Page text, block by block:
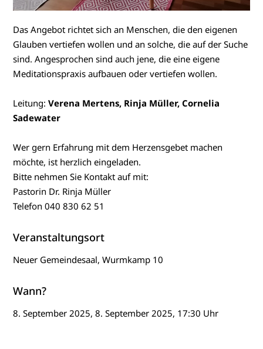
Das Angebot richtet sich an Menschen, die den eigenen
Glauben vertiefen wollen und an solche, die auf der Suche
sind. Angesprochen sind auch jene, die eine eigene
Meditationspraxis aufbauen oder vertiefen wollen.
Leitung:Verena Mertens, Rinja Müller, Cornelia
Sadewater
Wer gern Erfahrung mit dem Herzensgebet machen
möchte, ist herzlich eingeladen.
Bitte nehmen Sie Kontakt auf mit:
Pastorin Dr. Rinja Müller
Telefon 040 830 62 51
Veranstaltungsort
Neuer Gemeindesaal, Wurmkamp 10
Wann?
8. September 2025, 8. September 2025, 17:30 Uhr